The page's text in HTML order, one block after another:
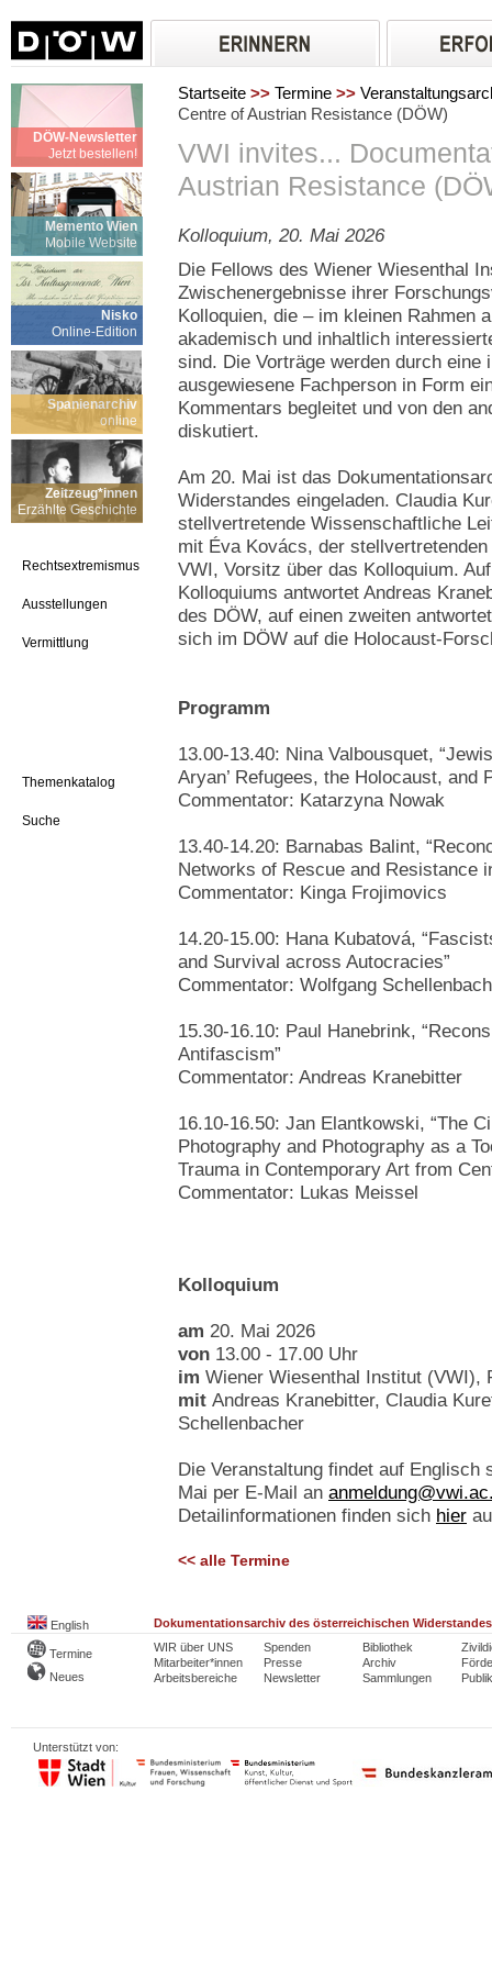
DÖW-Newsletter
Jetzt bestellen!
Memento Wien
Mobile Website
Nisko
Online-Edition
Spanienarchiv
online
Zeitzeug*innen
Erzählte Geschichte
Rechtsextremismus
Ausstellungen
Vermittlung
Themenkatalog
Suche
Startseite >> Termine >>
Centre of Austrian Resistance (DÖW)
VWI invites...
Austrian Resistance
Kolloquium, 20. Mai 2026
Die Fellows des Wiener Wiesenthal
Zwischenergebnisse ihrer
Kolloquien, die – im kleinen Rahmen
akademisch und inhaltlich
sind. Die Vorträge werden durch eine
ausgewiesene Fachperson in Form
Kommentars begleitet und von den
diskutiert.
Am 20. Mai ist das
Widerstandes eingeladen. Claudia
stellvertretende Wissenschaftliche
mit Éva Kovács, der
VWI, Vorsitz über das Kolloquium.
Kolloquiums antwortet Andreas
des DÖW, auf einen zweiten
sich im DÖW auf die Holocaust-
Programm
13.00-13.40: Nina Valbousquet,
Aryan’ Refugees, the Holocaust, and
Commentator: Katarzyna Nowak
13.40-14.20: Barnabas Balint,
Networks of Rescue and Resistance
Commentator: Kinga Frojimovics
14.20-15.00: Hana Kubatová,
and Survival across Autocracies”
Commentator: Wolfgang
15.30-16.10: Paul Hanebrink,
Antifascism”
Commentator: Andreas Kranebitter
16.10-16.50: Jan Elantkowski, “The
Photography and Photography as a
Trauma in Contemporary Art from
Commentator: Lukas Meissel
Kolloquium
am 20. Mai 2026
von 13.00 - 17.00 Uhr
im Wiener Wiesenthal Institut (VWI),
mit Andreas Kranebitter, Claudia
Schellenbacher
Die Veranstaltung findet auf Englisch
Mai per E-Mail an
Detailinformationen finden sich hier
<< alle Termine
English Dokumentationsarchiv des österreichischen Widerstandes
Termine
Neues
WIR über UNS
Mitarbeiter*innen
Arbeitsbereiche
Spenden
Presse
Newsletter
Bibliothek
Archiv
Sammlungen
Unterstützt von: